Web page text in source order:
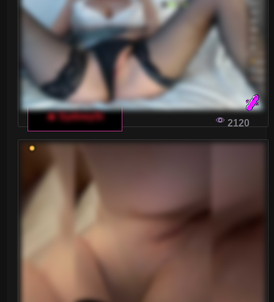
Małe piersi
Nastolatki 18+
Ogolone cipki
Owłosione cipki
Palenie
Rude
Sex Grupowy
Stopy Fetysz
Studentki
Umięśnione
Wielkie Cyce
🔥 SydneySi
2120